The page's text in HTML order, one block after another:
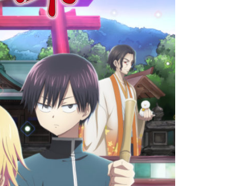
Pop!